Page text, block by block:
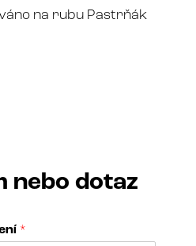
na rubu Pastrňák
nebo dotaz
*